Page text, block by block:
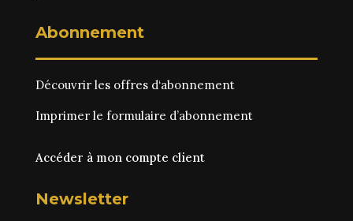
Abonnement
Découvrir les offres d‘abonnement
Imprimer le formulaire d’abonnement
Accéder à mon compte client
Newsletter